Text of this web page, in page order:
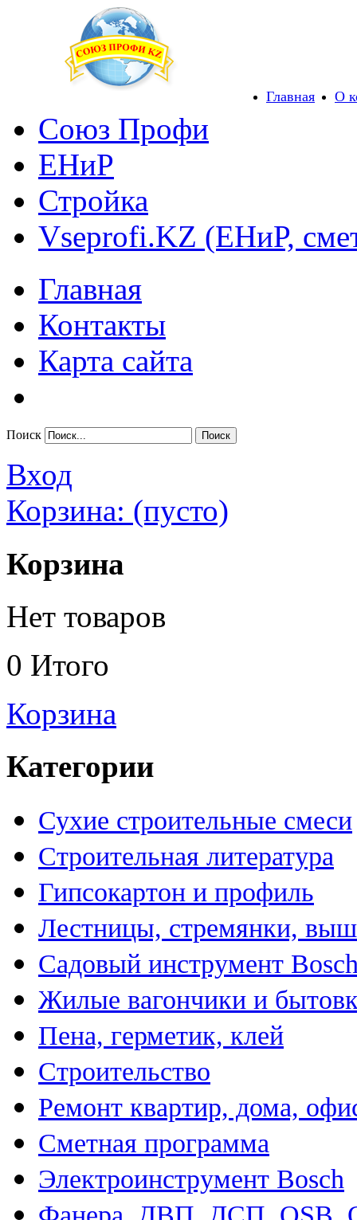
Главная О
Союз Профи
ЕНиР
Стройка
Vseprofi.KZ (ЕНиР,
Главная
Контакты
Карта сайта
Поиск
Вход
Корзина: (пусто)
Корзина
Нет товаров
0 Итого
Корзина
Категории
Сухие строительные смеси
Строительная литература
Гипсокартон и профиль
Лестницы, стремянки,
Садовый инструмент
Жилые вагончики и
Пена, герметик, клей
Строительство
Ремонт квартир, дома,
Сметная программа
Электроинструмент Bosch